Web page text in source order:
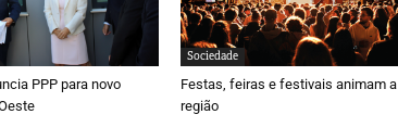
PPP para novo
Sociedade
Festas, feiras e festivais animam a
região